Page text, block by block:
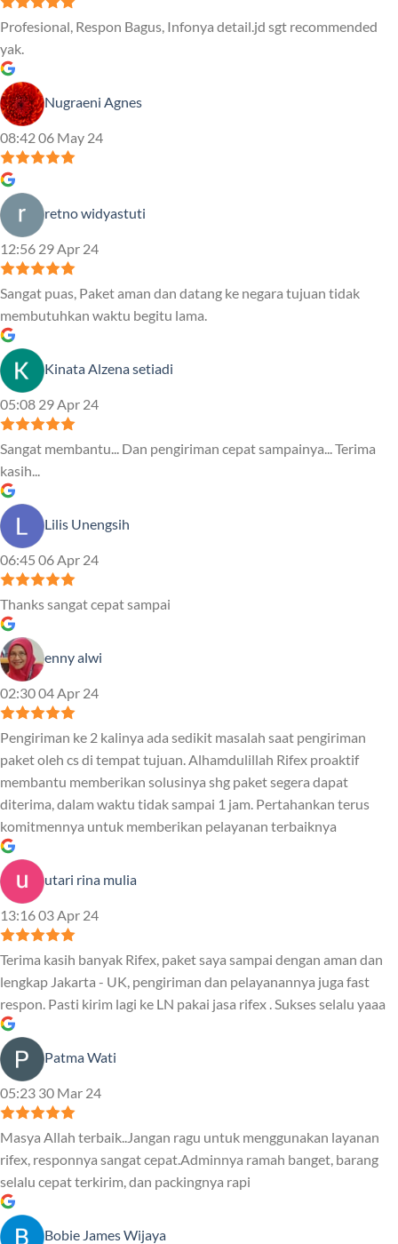
Profesional, Respon Bagus, Infonya detail.jd sgt recommended
yak.
Nugraeni Agnes
08:42 06 May 24
retno widyastuti
12:56 29 Apr 24
Sangat puas, Paket aman dan datang ke negara tujuan tidak
membutuhkan waktu begitu lama.
Kinata Alzena setiadi
05:08 29 Apr 24
Sangat membantu... Dan pengiriman cepat sampainya... Terima
kasih...
Lilis Unengsih
06:45 06 Apr 24
Thanks sangat cepat sampai
enny alwi
02:30 04 Apr 24
Pengiriman ke 2 kalinya ada sedikit masalah saat pengiriman
paket oleh cs di tempat tujuan. Alhamdulillah Rifex proaktif
membantu memberikan solusinya shg paket segera dapat
diterima, dalam waktu tidak sampai 1 jam. Pertahankan terus
komitmennya untuk memberikan pelayanan terbaiknya
utari rina mulia
13:16 03 Apr 24
Terima kasih banyak Rifex, paket saya sampai dengan aman dan
lengkap Jakarta - UK, pengiriman dan pelayanannya juga fast
respon. Pasti kirim lagi ke LN pakai jasa rifex . Sukses selalu yaaa
Patma Wati
05:23 30 Mar 24
Masya Allah terbaik..Jangan ragu untuk menggunakan layanan
rifex, responnya sangat cepat.Adminnya ramah banget, barang
selalu cepat terkirim, dan packingnya rapi
Bobie James Wijaya